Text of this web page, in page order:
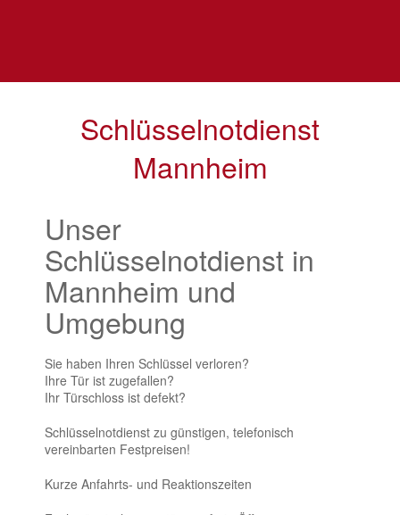
Schlüsselnotdienst
Mannheim
Unser
Schlüsselnotdienst in
Mannheim und
Umgebung
Sie haben Ihren Schlüssel verloren?
Ihre Tür ist zugefallen?
Ihr Türschloss ist defekt?
Schlüsselnotdienst zu günstigen, telefonisch
vereinbarten Festpreisen!
Kurze Anfahrts- und Reaktionszeiten